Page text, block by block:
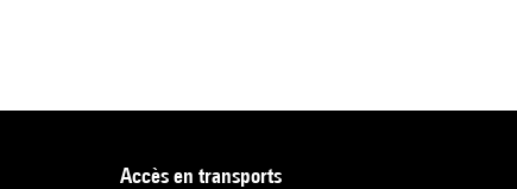
accès en transports